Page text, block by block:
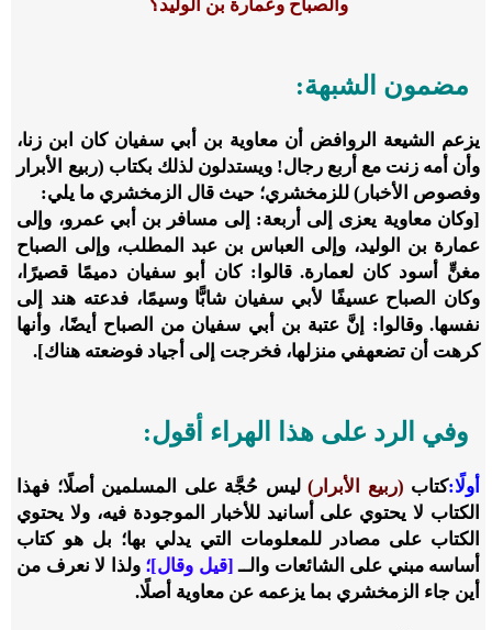
والصباح وعمارة بن الوليد؟
مضمون الشبهة:
يزعم الشيعة الروافض أن معاوية بن أبي سفيان كان ابن زنا،
وأن أمه زنت مع أربع رجال! ويستدلون لذلك بكتاب (ربيع الأبرار
وفصوص الأخبار) للزمخشري؛ حيث قال الزمخشري ما يلي:
[وكان معاوية يعزى إلى أربعة: إلى مسافر بن أبي عمرو، وإلى
عمارة بن الوليد، وإلى العباس بن عبد المطلب، وإلى الصباح
مغنٍّ أسود كان لعمارة. قالوا: كان أبو سفيان دميمًا قصيرًا،
وكان الصباح عسيفًا لأبي سفيان شابًّا وسيمًا، فدعته هند إلى
نفسها. وقالوا: إنَّ عتبة بن أبي سفيان من الصباح أيضًا، وأنها
كرهت أن تضعهفي منزلها، فخرجت إلى أجياد فوضعته هناك].
وفي الرد على هذا الهراء أقول:
أولًا:كتاب (ربيع الأبرار)ليس حُجَّة على المسلمين أصلًا؛ فهذا
الكتاب لا يحتوي على أسانيد للأخبار الموجودة فيه، ولا يحتوي
الكتاب على مصادر للمعلومات التي يدلي بها؛ بل هو كتاب
أساسه مبني على الشائعات والــ [قيل وقال]؛ ولذا لا نعرف من
أين جاء الزمخشري بما يزعمه عن معاوية أصلًا.